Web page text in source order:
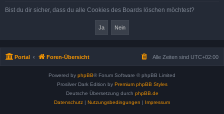
Bist du dir sicher, dass du alle Cookies des Boards löschen möchtest?
Portal Foren-Übersicht Alle Zeiten sind UTC+02:00
Powered by phpBB® Forum Software © phpBB Limited
Prosilver Dark Edition by Premium phpBB Styles
Deutsche Übersetzung durch phpBB.de
Datenschutz | Nutzungsbedingungen | Impressum